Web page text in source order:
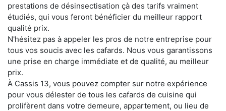
prestations de désinsectisation çà des tarifs vraiment
étudiés, qui vous feront bénéficier du meilleur rapport
qualité prix.
N'hésitez pas à appeler les pros de notre entreprise pour
tous vos soucis avec les cafards. Nous vous garantissons
une prise en charge immédiate et de qualité, au meilleur
prix.
À Cassis 13, vous pouvez compter sur notre expérience
pour vous délester de tous les cafards de cuisine qui
prolifèrent dans votre demeure, appartement, ou lieu de